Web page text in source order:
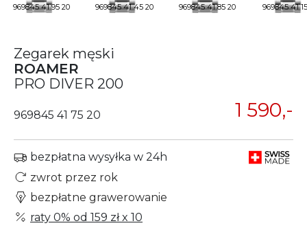
969845 41 95 20 969845 41 45 20 969845 41 85 20 969845 41
Zegarek męski
ROAMER
PRO DIVER 200
969845 41 75 20 1 590,-
bezpłatna wysyłka w 24h
zwrot przez rok
bezpłatne grawerowanie
raty 0% od 159 złx 10